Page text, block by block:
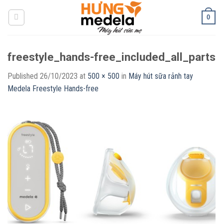
0
freestyle_hands-free_included_all_parts
Published 26/10/2023 at 500 × 500 in Máy hút sữa rảnh tay
Medela Freestyle Hands-free